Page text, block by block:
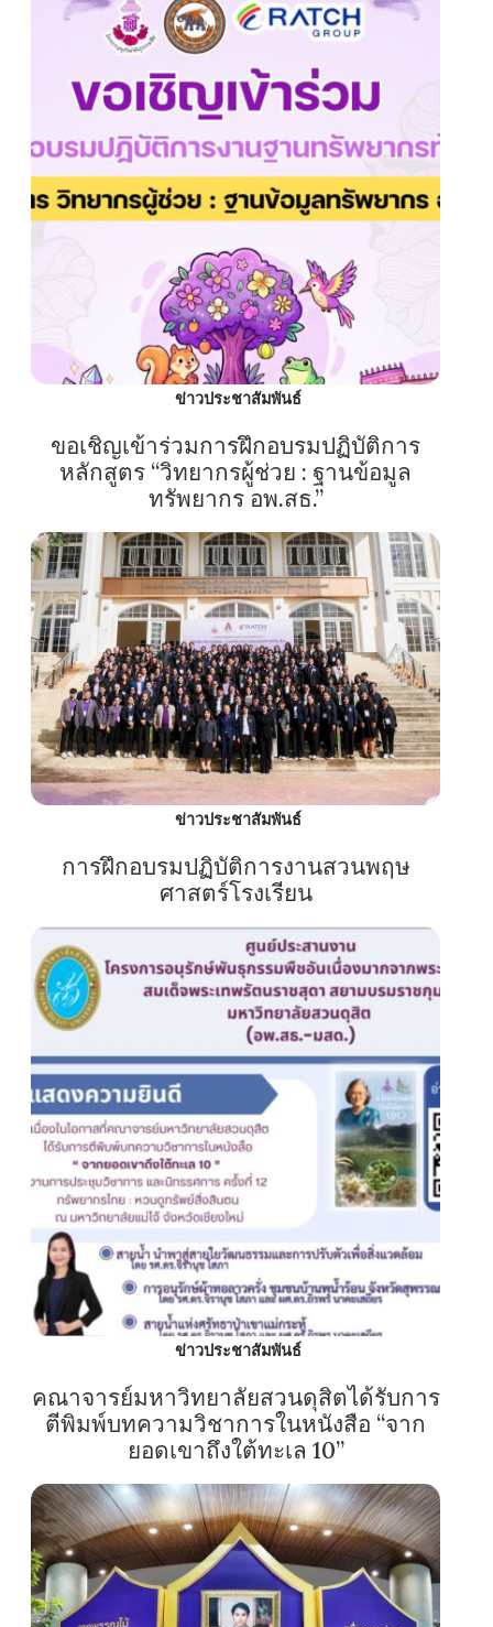
ข่าวประชาสัมพันธ์
ขอเชิญเข้าร่วมการฝึกอบรมปฏิบัติการ
หลักสูตร “วิทยากรผู้ช่วย : ฐานข้อมูล
ทรัพยากร อพ.สธ.”
ข่าวประชาสัมพันธ์
การฝึกอบรมปฏิบัติการงานสวนพฤษ
ศาสตร์โรงเรียน
ข่าวประชาสัมพันธ์
คณาจารย์มหาวิทยาลัยสวนดุสิตได้รับการ
ตีพิมพ์บทความวิชาการในหนังสือ “จาก
ยอดเขาถึงใต้ทะเล 10”